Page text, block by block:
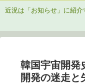
近況は「お知らせ」に紹
韓国宇宙開発
開発の迷走と